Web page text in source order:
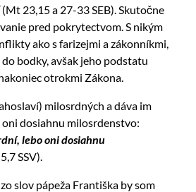
(Mt 23,15 a 27-33 SEB). Skutočne
pred pokrytectvom. S nikým
ako s farizejmi a zákonníkmi,
bodky, avšak jeho podstatu
otrokmi Zákona.
milosrdných a dáva im
oni dosiahnu milosrdenstvo:
lebo oni dosiahnu
SSV).
slov pápeža Františka by som